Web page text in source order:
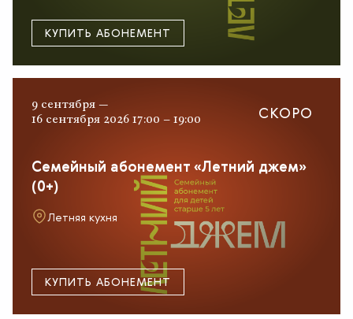
КУПИТЬ АБОНЕМЕНТ
9 сентября —
16 сентября 2026 17:00 – 19:00
Семейный абонемент «Летний джем»
(0+)
Летняя кухня
КУПИТЬ АБОНЕМЕНТ
СКОРО